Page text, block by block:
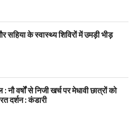
के स्वास्थ्य शिविरों में उमड़ी भीड़
नौ वर्षों से निजी खर्च पर मेधावी छात्रों को
दर्शन : कंडारी